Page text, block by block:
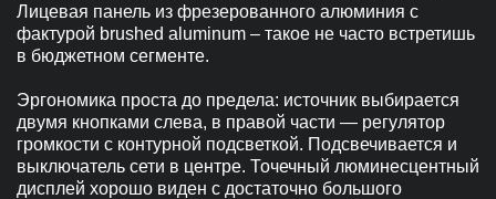
Лицевая панель из фрезерованного алюминия с
фактурой brushed aluminum – такое не часто встретишь
в бюджетном сегменте.
Эргономика проста до предела: источник выбирается
двумя кнопками слева, в правой части — регулятор
громкости с контурной подсветкой. Подсвечивается и
выключатель сети в центре. Точечный люминесцентный
дисплей хорошо виден с достаточно большого